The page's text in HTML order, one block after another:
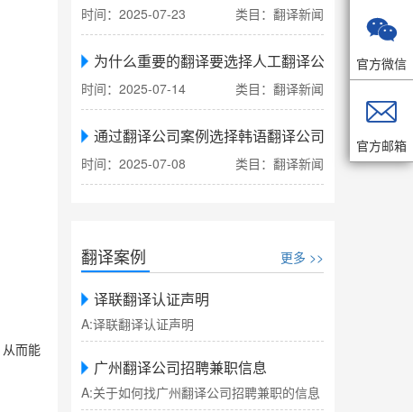
而能
时间：2025-07-23 类目：翻译新闻
为什么重要的翻译要选择人工翻译公司
时间：2025-07-14 类目：翻译新闻
通过翻译公司案例选择韩语翻译公司
时间：2025-07-08 类目：翻译新闻
翻译案例 更多 >>
译联翻译认证声明
A:译联翻译认证声明
广州翻译公司招聘兼职信息
A:关于如何找广州翻译公司招聘兼职的信息

官方微信

官方邮箱